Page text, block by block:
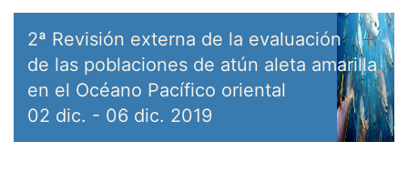
2ª Revisión externa de la evaluación
de las poblaciones de atún aleta amarilla
en el Océano Pacífico oriental
02 dic. - 06 dic. 2019